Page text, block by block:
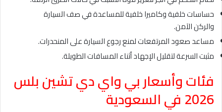
حساسات خلفية وكاميرا خلفية للمساعدة في صف السيارة
والركن الآمن.
مساعد صعود المرتفعات لمنع رجوع السيارة على المنحدرات.
مثبت السرعة لتقليل الإجهاد أثناء المسافات الطويلة.
فئات وأسعار بي واي دي تشين بلس
2026 في السعودية